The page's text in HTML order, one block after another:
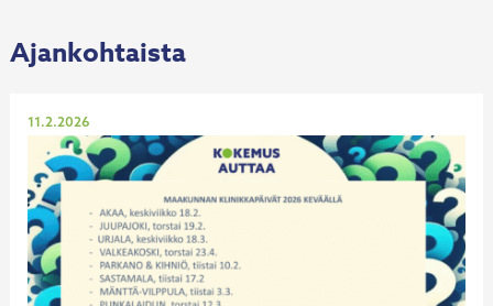
Ajankohtaista
Julkaistu
11.2.2026